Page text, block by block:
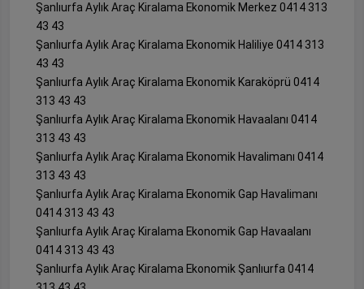
Şanlıurfa Aylık Araç Kiralama Ekonomik Merkez 0414 313
43 43
Şanlıurfa Aylık Araç Kiralama Ekonomik Haliliye 0414 313
43 43
Şanlıurfa Aylık Araç Kiralama Ekonomik Karaköprü 0414
313 43 43
Şanlıurfa Aylık Araç Kiralama Ekonomik Havaalanı 0414
313 43 43
Şanlıurfa Aylık Araç Kiralama Ekonomik Havalimanı 0414
313 43 43
Şanlıurfa Aylık Araç Kiralama Ekonomik Gap Havalimanı
0414 313 43 43
Şanlıurfa Aylık Araç Kiralama Ekonomik Gap Havaalanı
0414 313 43 43
Şanlıurfa Aylık Araç Kiralama Ekonomik Şanlıurfa 0414